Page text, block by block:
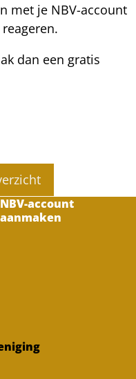
met je NBV-account
dan een gratis
NBV-account
aanmaken